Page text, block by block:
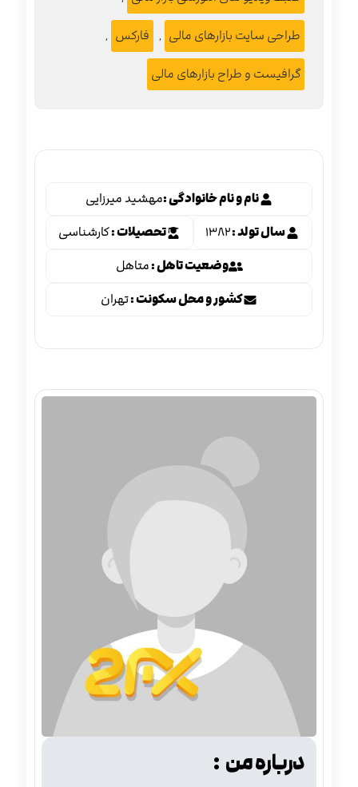
طراحی سایت بازارهای مالی , فارکس ,
گرافیست و طراح بازارهای مالی
نام و نام خانوادگی :مهشید میرزایی
سال تولد :۱۳۸۲ تحصیلات :کارشناسی
وضعیت تاهل :متاهل
کشور و محل سکونت :تهران
درباره من :